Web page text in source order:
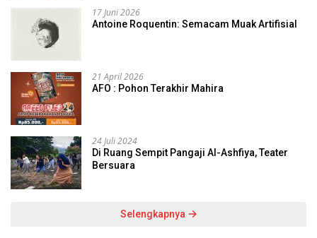
17 Juni 2026
Antoine Roquentin: Semacam Muak Artifisial
21 April 2026
AFO : Pohon Terakhir Mahira
24 Juli 2024
Di Ruang Sempit Pangaji Al-Ashfiya, Teater
Bersuara
Selengkapnya